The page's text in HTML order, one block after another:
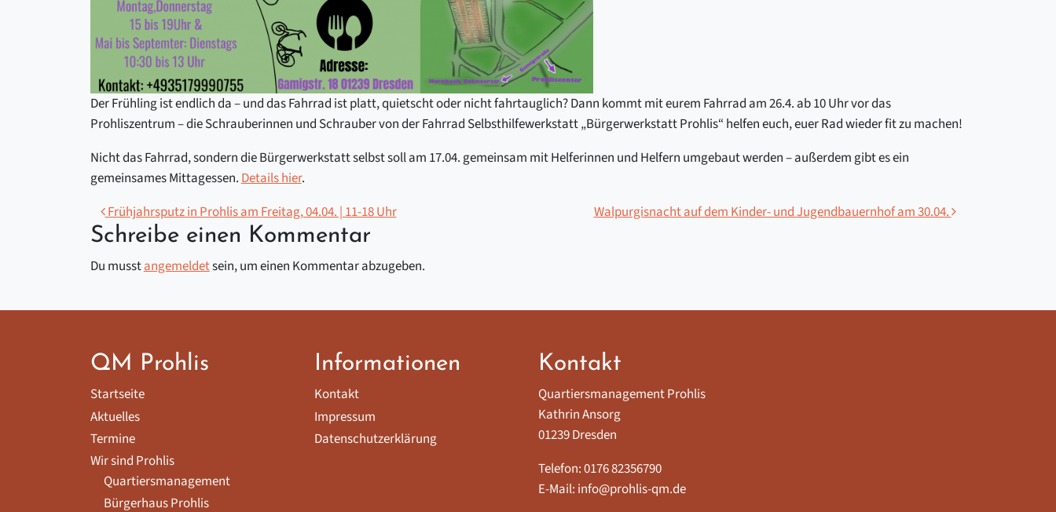
Der Frühling ist endlich da – und das Fahrrad ist platt, quietscht oder nicht fahrtauglich? Dann kommt mit eurem Fahrrad am 26.4. ab 10 Uhr vor das
Prohliszentrum – die Schrauberinnen und Schrauber von der Fahrrad Selbsthilfewerkstatt „Bürgerwerkstatt Prohlis“ helfen euch, euer Rad wieder fit zu machen!
Nicht das Fahrrad, sondern die Bürgerwerkstatt selbst soll am 17.04. gemeinsam mit Helferinnen und Helfern umgebaut werden – außerdem gibt es ein
gemeinsames Mittagessen.Details hier.
Beitragsnavigation
Frühjahrsputz in Prohlis am Freitag, 04.04. | 11-18 Uhr Walpurgisnacht auf dem Kinder- und Jugendbauernhof am 30.04.
Schreibe einen Kommentar
Du musstangemeldetsein, um einen Kommentar abzugeben.
QM Prohlis
Startseite
Aktuelles
Termine
Wir sind Prohlis
Quartiersmanagement
Bürgerhaus Prohlis
Informationen
Kontakt
Impressum
Datenschutzerklärung
Kontakt
Quartiersmanagement Prohlis
Kathrin Ansorg
01239 Dresden
Telefon: 0176 82356790
E-Mail: info@prohlis-qm.de